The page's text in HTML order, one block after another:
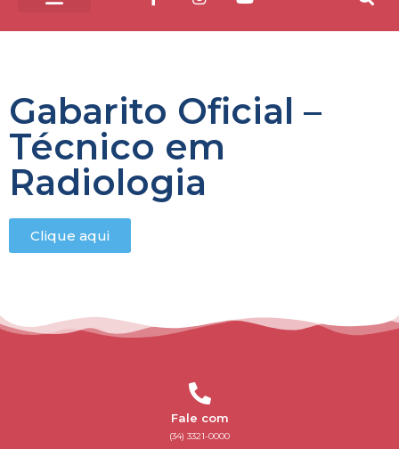
Gabarito Oficial –
Técnico em
Radiologia
Clique aqui
Fale com
(34) 3321-0000